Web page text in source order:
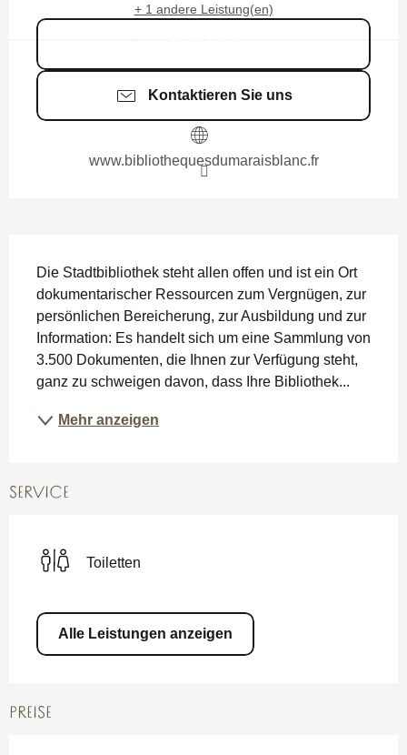
+ 1 andere Leistung(en)
Kontaktieren Sie uns
www.bibliothequesdumaraisblanc.fr
Die Stadtbibliothek steht allen offen und ist ein Ort
dokumentarischer Ressourcen zum Vergnügen, zur
persönlichen Bereicherung, zur Ausbildung und zur
Information: Es handelt sich um eine Sammlung von
3.500 Dokumenten, die Ihnen zur Verfügung steht,
ganz zu schweigen davon, dass Ihre Bibliothek...
Mehr anzeigen
SERVICE
Toiletten
Alle Leistungen anzeigen
PREISE